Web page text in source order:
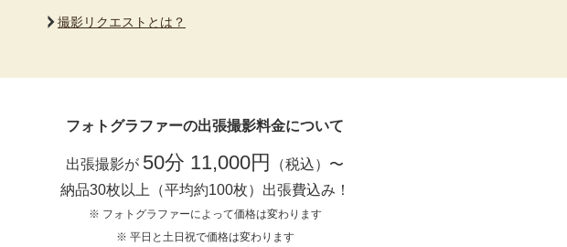
撮影リクエストとは？
フォトグラファーの出張撮影料金について
出張撮影が 50分 11,000円
（税込）〜
納品30枚以上（平均約100枚）出張費込み！
※ フォトグラファーによって価格は変わります
※ 平日と土日祝で価格は変わります